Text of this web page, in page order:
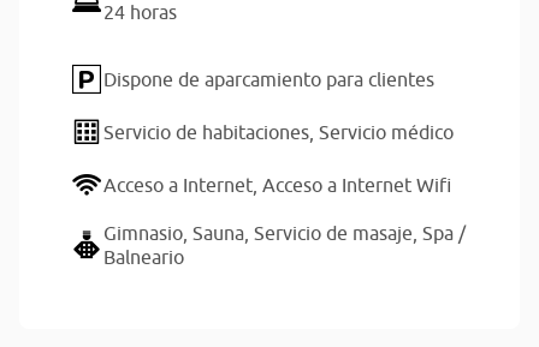
24 horas
Dispone de aparcamiento para clientes
Servicio de habitaciones, Servicio médico
Acceso a Internet, Acceso a Internet Wifi
Gimnasio, Sauna, Servicio de masaje, Spa /
Balneario